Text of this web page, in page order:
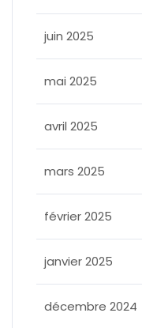
juin 2025
mai 2025
avril 2025
mars 2025
février 2025
janvier 2025
décembre 2024